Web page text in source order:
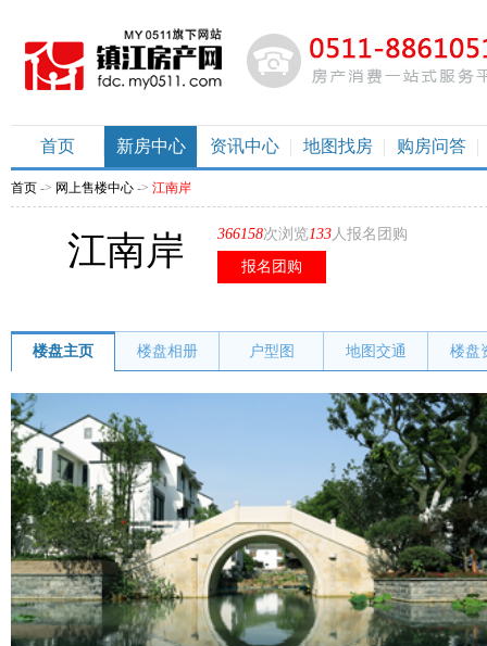
首页 新房中心 资讯中心 地图找房 购房问答
首页 -> 网上售楼中心 -> 江南岸
江南岸 366158次浏览133人报名团购
报名团购
楼盘主页 楼盘相册 户型图 地图交通 楼盘